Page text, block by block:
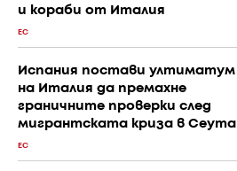
и кораби от Италия
ЕС
Испания постави ултиматум
на Италия да премахне
граничните проверки след
мигрантската криза в Сеута
ЕС